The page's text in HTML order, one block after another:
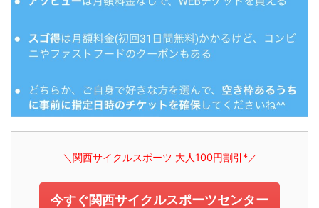
＼関西サイクルスポーツ 大人100円割引*／
今すぐ関西サイクルスポーツセンター